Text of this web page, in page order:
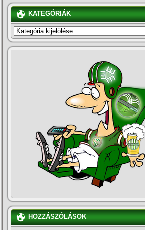
KATEGÓRIÁK
KATEGÓRIÁK
HOZZÁSZÓLÁSOK